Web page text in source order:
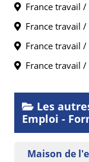
France travail /
France travail /
France travail /
France travail /
Les
Emploi -
Maison de